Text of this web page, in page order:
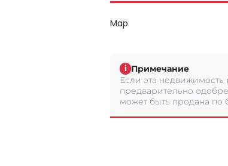
Map
i Примечание
Если эта
предварительно
может быть продана по